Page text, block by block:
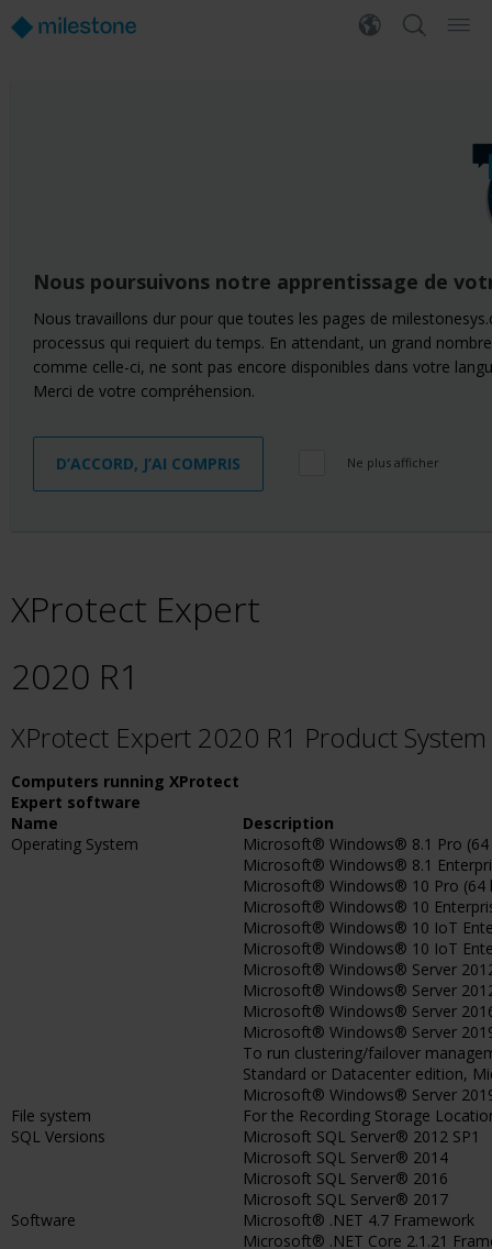
Nous poursuivons notre apprentissage de
Nous travaillons dur pour que toutes les pages de
processus qui requiert du temps. En attendant, un grand
comme celle-ci, ne sont pas encore disponibles dans votre
Merci de votre compréhension.
D’ACCORD, J’AI COMPRIS Ne plus afficher
XProtect Expert
2020 R1
XProtect Expert 2020 R1 Product
Computers running XProtect
Expert software
Name
Description
Operating System
Microsoft® Windows® 8.1 Pro
Microsoft® Windows® 8.1
Microsoft® Windows® 10 Pro (64
Microsoft® Windows® 10
Microsoft® Windows® 10 IoT
Microsoft® Windows® 10 IoT
Microsoft® Windows® Server
Microsoft® Windows® Server
Microsoft® Windows® Server
Microsoft® Windows® Server
To run clustering/failover
Standard or Datacenter edition,
Microsoft® Windows® Server
File system
For the Recording Storage
SQL Versions
Microsoft SQL Server® 2012 SP1
Microsoft SQL Server® 2014
Microsoft SQL Server® 2016
Microsoft SQL Server® 2017
Software
Microsoft® .NET 4.7 Framework
Microsoft® .NET Core 2.1.21